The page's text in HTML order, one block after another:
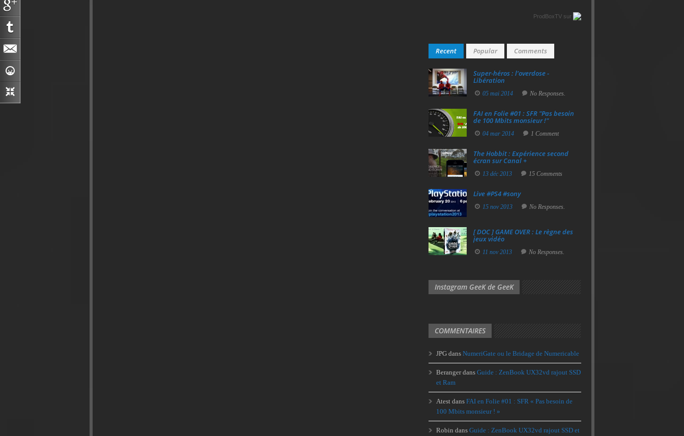
ProdBoxTV sur
Recent Popular Comments
Super‑héros : l’overdose -
Libération
05 mai 2014 No Responses.
FAI en Folie #01 : SFR "Pas besoin
de 100 Mbits monsieur !"
04 mar 2014 1 Comment
The Hobbit : Expérience second
écran sur Canal +
13 déc 2013 15 Comments
Live #PS4 #sony
15 nov 2013 No Responses.
[ DOC ] GAME OVER : Le règne des
jeux vidéo
11 nov 2013 No Responses.
Instagram GeeK de GeeK
COMMENTAIRES
JPG dans NumeriGate ou le Bridage de Numericable
Berangerdans Guide : ZenBook UX32vd rajout SSD
et Ram
Atest dans FAI en Folie #01 : SFR « Pas besoin de
100 Mbits monsieur ! »
Robin dans Guide : ZenBook UX32vd rajout SSD et